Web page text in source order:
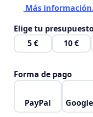
Más
Elige tu
5 €
10 €
Forma de pago
PayPal